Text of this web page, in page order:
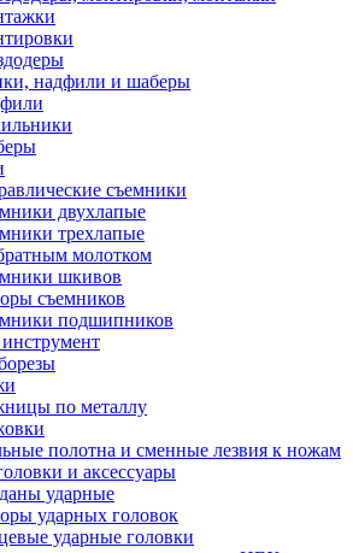
надфили и шаберы
съемники
двухлапые
трехлапые
молотком
шкивов
съемников
подшипников
по металлу
полотна и сменные лезвия к ножам
и аксессуары
ударные
ударных головок
ударные головки